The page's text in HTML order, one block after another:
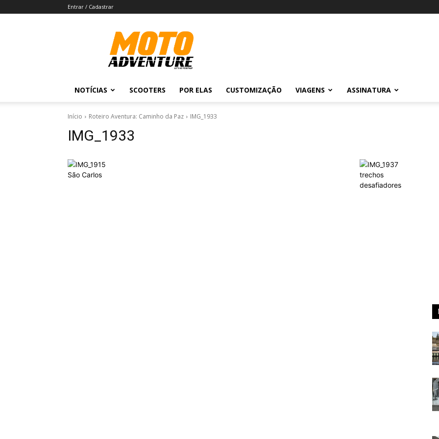
Entrar / Cadastrar
Revista
Moto
Adventure
NOTÍCIAS SCOOTERS POR ELAS CUSTOMIZAÇÃO VIAGENS ASSINATURA
Início Roteiro Aventura: Caminho da Paz IMG_1933
IMG_1933